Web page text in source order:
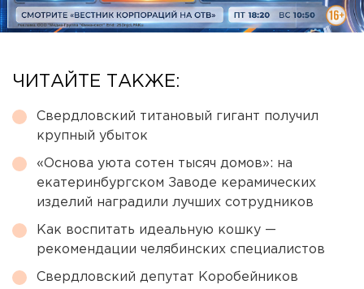
ЧИТАЙТЕ ТАКЖЕ:
Свердловский титановый гигант получил
крупный убыток
«Основа уюта сотен тысяч домов»: на
екатеринбургском Заводе керамических
изделий наградили лучших сотрудников
Как воспитать идеальную кошку —
рекомендации челябинских специалистов
Свердловский депутат Коробейников